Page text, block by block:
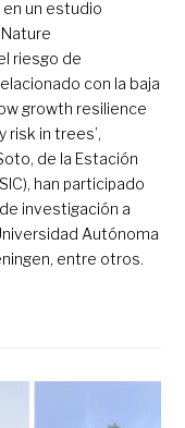
un estudio
riesgo de
con la baja
growth resilience
in trees’,
de la Estación
han participado
investigación a
Autónoma
entre otros.